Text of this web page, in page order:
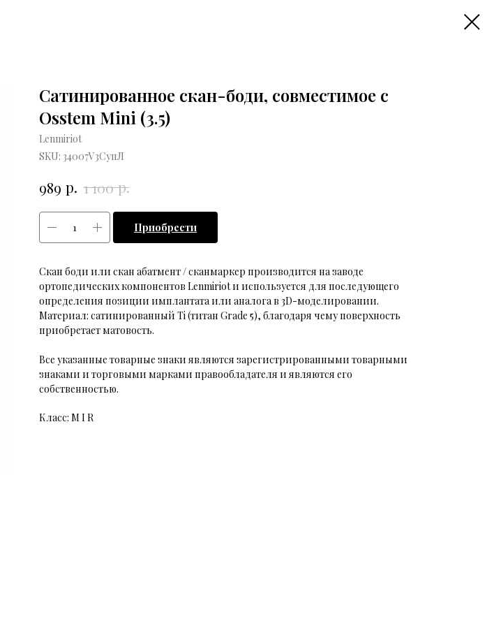
Сатинированное скан-боди, совместимое с
Osstem Mini (3.5)
Lenmiriot
SKU: 34007V3СупЛ
989 р. 1 100 р.
Приобрести
Скан боди или скан абатмент / сканмаркер производится на заводе
ортопедических компонентов Lenmiriot и используется для последующего
определения позиции имплантата или аналога в 3D-моделировании.
Материал: сатинированный Ti (титан Grade 5), благодаря чему поверхность
приобретает матовость.
Все указанные товарные знаки являются зарегистрированными товарными
знаками и торговыми марками правообладателя и являются его
собственностью.
Класс: M I R